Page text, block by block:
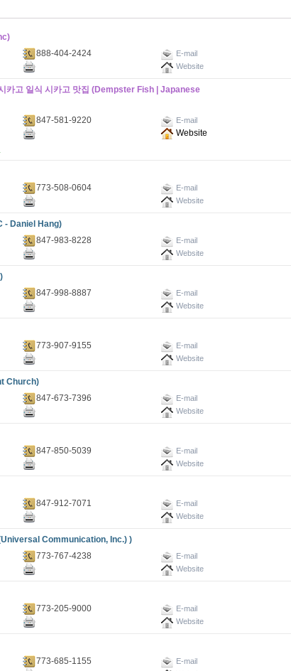
888-404-2424
E-mail
Website
카고 일식 시카고 맛집 (Dempster Fish | Japanese
847-581-9220 E-mail
Website
773-508-0604
E-mail
Website
- Daniel Hang)
847-983-8228
E-mail
Website
847-998-8887
E-mail
Website
773-907-9155
E-mail
Website
Church)
847-673-7396
E-mail
Website
847-850-5039
E-mail
Website
847-912-7071
E-mail
Website
Communication, Inc.) )
773-767-4238
E-mail
Website
773-205-9000
E-mail
Website
773-685-1155
E-mail